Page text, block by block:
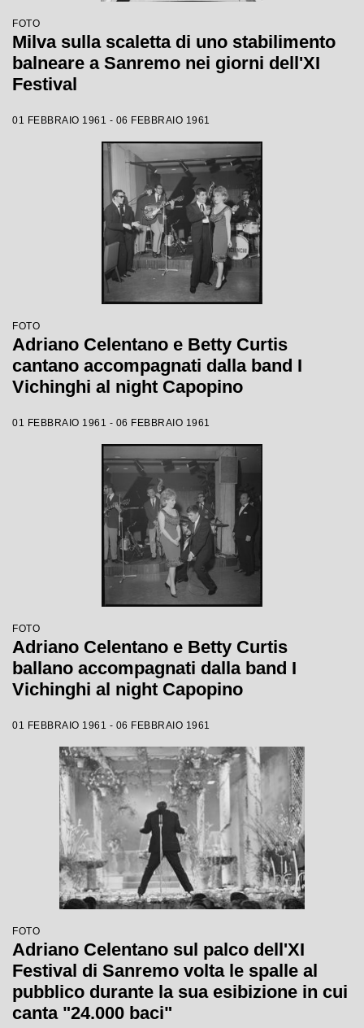
FOTO
Milva sulla scaletta di uno stabilimento
balneare a Sanremo nei giorni dell'XI
Festival
01 FEBBRAIO 1961 - 06 FEBBRAIO 1961
FOTO
Adriano Celentano e Betty Curtis
cantano accompagnati dalla band I
Vichinghi al night Capopino
01 FEBBRAIO 1961 - 06 FEBBRAIO 1961
FOTO
Adriano Celentano e Betty Curtis
ballano accompagnati dalla band I
Vichinghi al night Capopino
01 FEBBRAIO 1961 - 06 FEBBRAIO 1961
FOTO
Adriano Celentano sul palco dell'XI
Festival di Sanremo volta le spalle al
pubblico durante la sua esibizione in cui
canta "24.000 baci"